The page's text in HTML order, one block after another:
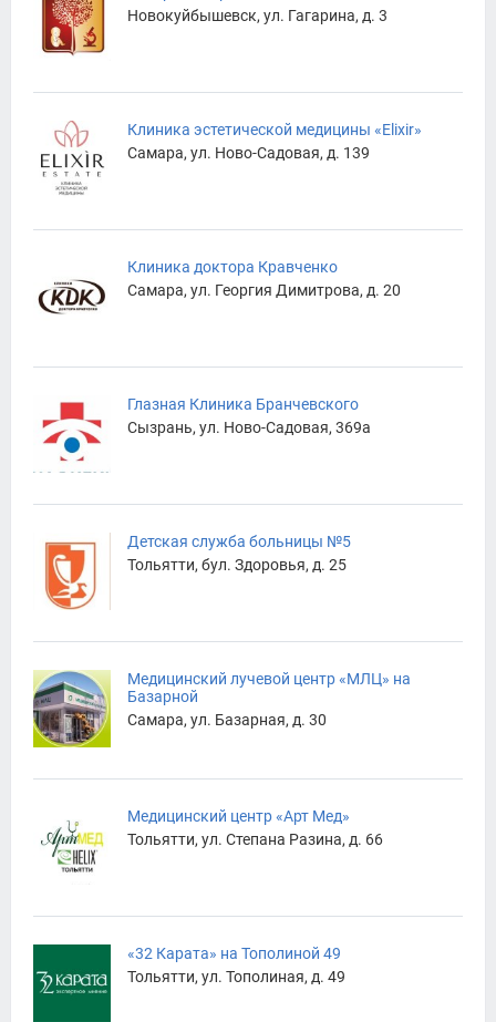
Новокуйбышевск, ул. Гагарина, д. 3
Клиника эстетической медицины «Elixir»
Самара, ул. Ново-Садовая, д. 139
Клиника доктора Кравченко
Самара, ул. Георгия Димитрова, д. 20
Глазная Клиника Бранчевского
Сызрань, ул. Ново-Садовая, 369а
Детская служба больницы №5
Тольятти, бул. Здоровья, д. 25
Медицинский лучевой центр «МЛЦ» на
Базарной
Самара, ул. Базарная, д. 30
Медицинский центр «Арт Мед»
Тольятти, ул. Степана Разина, д. 66
«32 Карата» на Тополиной 49
Тольятти, ул. Тополиная, д. 49